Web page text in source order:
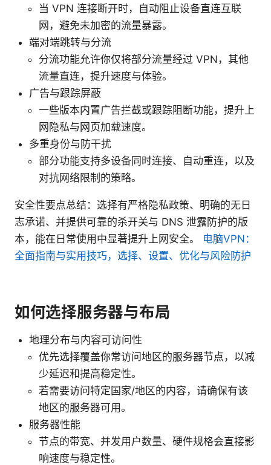
当 VPN 连接断开时，自动阻止设备直连互联
网，避免未加密的流量暴露。
端对端跳转与分流
分流功能允许你仅将部分流量经过 VPN，其他
流量直连，提升速度与体验。
广告与跟踪屏蔽
一些版本内置广告拦截或跟踪阻断功能，提升上
网隐私与网页加载速度。
多重身份与防干扰
部分功能支持多设备同时连接、自动重连，以及
对抗网络限制的策略。
安全性要点总结：选择有严格隐私政策、明确的无日
志承诺、并提供可靠的杀开关与 DNS 泄露防护的版
本，能在日常使用中显著提升上网安全。 电脑VPN：
全面指南与实用技巧，选择、设置、优化与风险防护
如何选择服务器与布局
地理分布与内容可访问性
优先选择覆盖你常访问地区的服务器节点，以减
少延迟和提高稳定性。
若需要访问特定国家/地区的内容，请确保有该
地区的服务器可用。
服务器性能
节点的带宽、并发用户数量、硬件规格会直接影
响速度与稳定性。